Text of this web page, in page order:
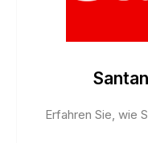
Erfahren Sie, wie